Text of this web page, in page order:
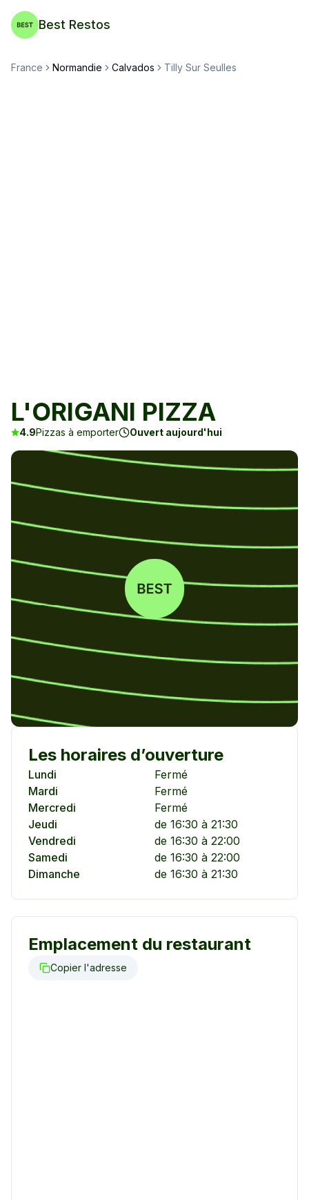
Best Restos
France Normandie Calvados Tilly Sur Seulles
L'ORIGANI PIZZA
4.9Pizzas à emporter Ouvert aujourd'hui
Les horaires d’ouverture
Lundi
Fermé
Mardi
Fermé
Mercredi
Fermé
Jeudi
de 16:30 à 21:30
Vendredi
de 16:30 à 22:00
Samedi
de 16:30 à 22:00
Dimanche
de 16:30 à 21:30
Emplacement du restaurant
Copier l'adresse